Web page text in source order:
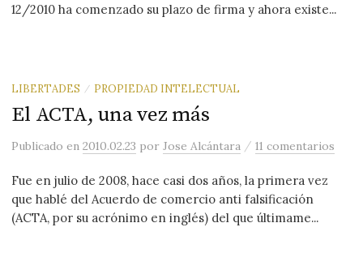
12/2010 ha comenzado su plazo de firma y ahora existe...
LIBERTADES / PROPIEDAD INTELECTUAL
El ACTA, una vez más
Publicadoen2010.02.23 porJose Alcántara /11 comentarios
Fue en julio de 2008, hace casi dos años, la primera vez
que hablé del Acuerdo de comercio anti falsificación
(ACTA, por su acrónimo en inglés) del que últimame...